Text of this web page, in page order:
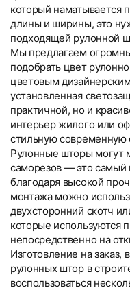
который наматывается
длины и ширины, это
подходящей рулонной
Мы предлагаем
подобрать цвет
цветовым
установленная
практичной, но и
интерьер жилого или
стильную современную
Рулонные шторы могут
саморезов — это самый
благодаря высокой
монтажа можно
двухсторонний скотч
которые используются
непосредственно на
Изготовление на заказ,
рулонных штор в
воспользоваться